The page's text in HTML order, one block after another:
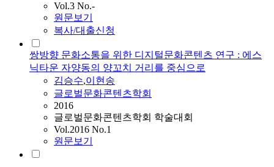
Vol.3 No.-
원문보기
복사/대출신청
쌍방향 문화소통을 위한 디지털문화콘텐츠 연구 : 에스
닉타운 자양동의 양꼬치 거리를 중심으로
김승수,이현송
글로벌문화콘텐츠학회
2016
글로벌문화콘텐츠학회 학술대회
Vol.2016 No.1
원문보기